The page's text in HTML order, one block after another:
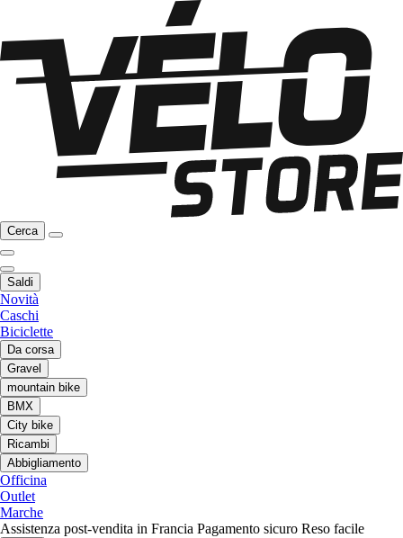
Cerca
Saldi
Novità
Caschi
Biciclette
Da corsa
Gravel
mountain bike
BMX
City bike
Ricambi
Abbigliamento
Officina
Outlet
Marche
Assistenza post-vendita in Francia Pagamento sicuro Reso facile